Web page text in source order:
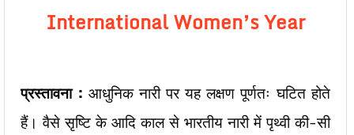
International Women’s Year
प्रस्तावना : आधुनिक नारी पर यह लक्षण पूर्णतः घटित होते
हैं। वैसे सृष्टि के आदि काल से भारतीय नारी में पृथ्वी की-सी